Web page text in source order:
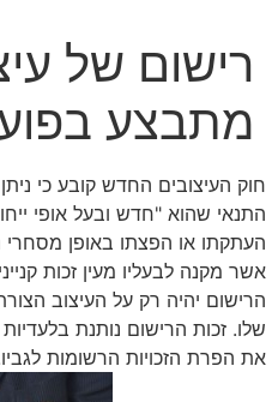
רישום של
מתבצע
חוק העיצובים החדש קובע כי
התנאי שהוא "חדש ובעל אופי
העתקתו או הפצתו באופן
אשר מקנה לבעליו מעין זכות
הרישום יהיה רק על העיצוב
שלו. זכות הרישום נותנת
את הפרת הזכויות הרשומות